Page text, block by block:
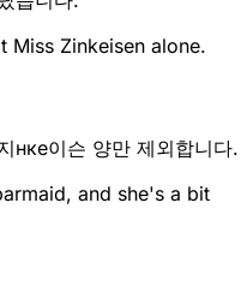
Zinkeisen alone.
нке이슨 양만 제외합니다.
and she's a bit